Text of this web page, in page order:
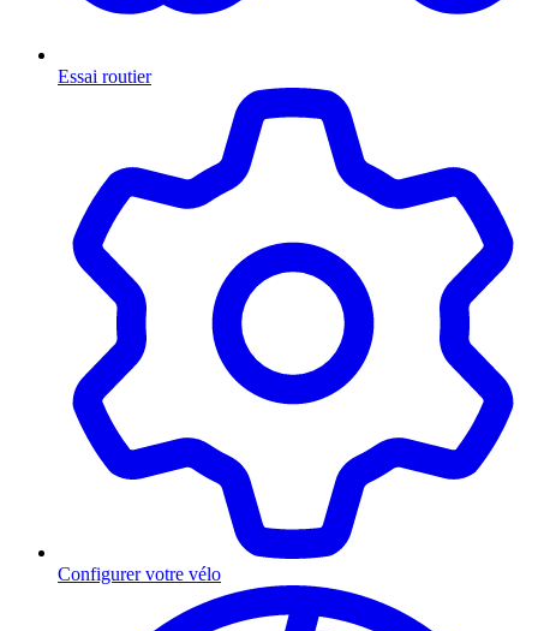
Essai routier
Configurer votre vélo